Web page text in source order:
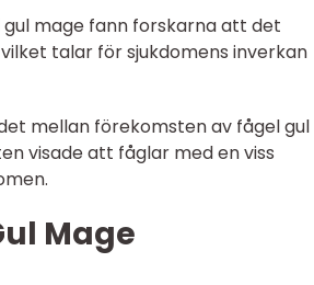
mage fann forskarna att det
talar för sjukdomens inverkan
mellan förekomsten av fågel gul
visade att fåglar med en viss
Mage